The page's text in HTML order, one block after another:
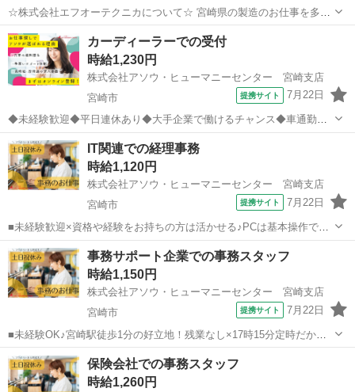
☆株式会社エフオーテクニカについて☆ 宮崎県の製造のお仕事を多数
取り扱っています♪ 半導体に関するのお仕事で幅広い実績があり、 未
経験でも始められる充実したOJT教育もございます！ 【既に「エフオ
ーテクニカ」でご登録がある...
宮崎 延岡市 一般事務
カーディーラーでの受付
時給1,230円
株式会社アソウ・ヒューマニーセンター 宮崎支店
宮崎市
提携サイト 7月22日
◆未経験歓迎◆平日連休あり◆大手企業で働けるチャンス◆車通勤に
便利な無料駐車場完備◆朝はゆっくり9時半スタート◎残業ナシ！高時
給1230円で安定収入♪◆人気の大手自動車ディーラーで接客スキルも事
務スキルも習得できるチャンス！...
宮崎 宮崎市 一般事務
IT関連での経理事務
時給1,120円
株式会社アソウ・ヒューマニーセンター 宮崎支店
宮崎市
提携サイト 7月22日
■未経験歓迎×資格や経験をお持ちの方は活かせる♪PCは基本操作で
OK！コツコツ経理のお仕事■残業基本ナシ×土日祝休み◎プライベート
時間もしっかり確保できる職場です■バス停すぐ×車通勤も相談OK！通
勤手段を選べます ▼入出金...
宮崎 宮崎市 一般事務
事務サポート企業での事務スタッフ
時給1,150円
株式会社アソウ・ヒューマニーセンター 宮崎支店
宮崎市
提携サイト 7月22日
■未経験OK♪宮崎駅徒歩1分の好立地！残業なし×17時15分定時だか
ら、仕事帰りのショッピングにもベンリです♪ウレシイ土日祝お休み■
服装・髪型・ネイル自由！自由な社風も魅力×自分らしいスタイルで働
けます！車通勤も相談OK■事...
宮崎 宮崎市 一般事務
保険会社での事務スタッフ
時給1,260円